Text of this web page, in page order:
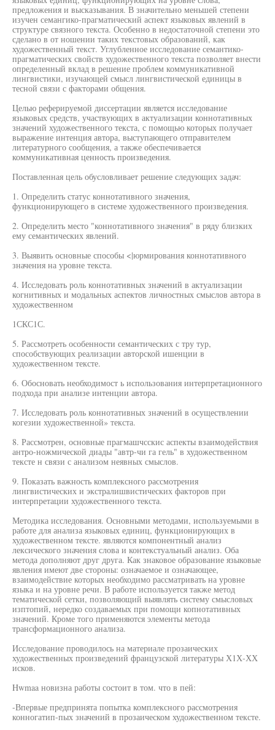
предложения и высказывания. В значительно меньшей степени
изучен семангико-прагматический аспект языковых явлений в
структуре связного текста. Особенно в недостаточной степени это
сделано в от ношении таких текстовых образований, как
художественный текст. Углубленное исследование семантико-
прагматических свойств художественного текста позволяет внести
определенный вклад в решение проблем коммуникативной
лингвистики, изучающей смысл лингвистической единицы в
тесной связи с факторами общения.
Целью реферируемой диссертации является исследование
языковых средств, участвующих в актуализации коннотативных
значений художественного текста, с помощью которых получает
выражение интенция автора, выступающего отправителем
литературного сообщения, а также обеспечивается
коммуникативная ценность произведения.
Поставленная цель обусловливает решение следующих задач:
1. Определить статус коннотативного значения,
функционирующего в системе художественного произведения.
2. Определить место "коннотативного значения" в ряду близких
ему семантических явлений.
3. Выявить основные способы <|юрмирования коннотативного
значения на уровне текста.
4. Исследовать роль коннотативных значений в актуализации
когнитивных и модальных аспектов личностных смыслов автора в
художественном
1СКС1С.
5. Рассмотреть особенности семантических с тру тур,
способствующих реализации авторской ишенции в
художественном тексте.
6. Обосновать необходимост ь использования интерпретационного
подхода при анализе интенции автора.
7. Исследовать роль коннотативных значений в осуществлении
когезии художественной» текста.
8. Рассмотрен, основные прагмашчсскис аспекты взаимодействия
антро-ножмической диады "автр-чи га гель" в художественном
тексте н связи с анализом неявных смыслов.
9. Показать важность комплексного рассмотрения
лингвистических и экстралишвистических факторов при
интерпретации художественного текста.
Методика исследования. Основными методами, используемыми в
работе для анализа языковых единиц, функционирующих в
художественном тексте. являются компонентный анализ
лексического значения слова и контекстуальный анализ. Оба
метода дополняют друг друга. Как знаковое образование языковые
явления имеют две стороны: означаемое и означающее,
взаимодействие которых необходимо рассматривать на уровне
языка и на уровне речи. В работе используется также метод
тематической сетки, позволяющий выявлять систему смысловых
изптопий, нередко создаваемых при помощи копнотативных
значений. Кроме того применяются элементы метода
трансформационного анализа.
Исследование проводилось на материале прозаических
художественных произведений французской литературы Х1Х-ХХ
исков.
Hwmaa новизна работы состоит в том. что в пей:
-Впервые предпринята попытка комплексного рассмотрения
конногатип-пых значений в прозаическом художественном тексте.